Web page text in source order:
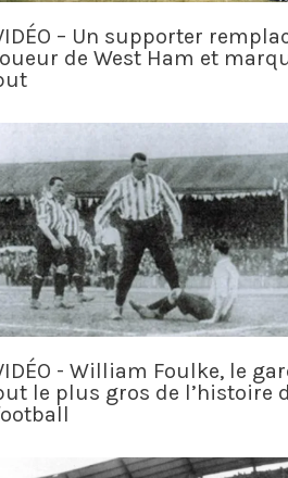
– Un supporter
de West Ham et
- William Foulke, le
le plus gros de l’histoire